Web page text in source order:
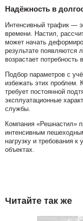
Надёжность в
Интенсивный трафик —
времени. Настил,
может начать
результате появляются
возрастает потребность
Подбор параметров с
избежать этих проблем.
требует постоянной
эксплуатационные
службы.
Компания «Решнастил»
интенсивным
нагрузку и требования
объектах.
Читайте так же